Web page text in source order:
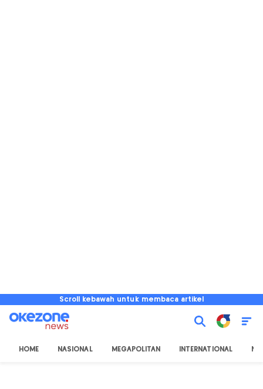
Scroll kebawah untuk membaca artikel
HOME NASIONAL MEGAPOLITAN INTERNATIONAL